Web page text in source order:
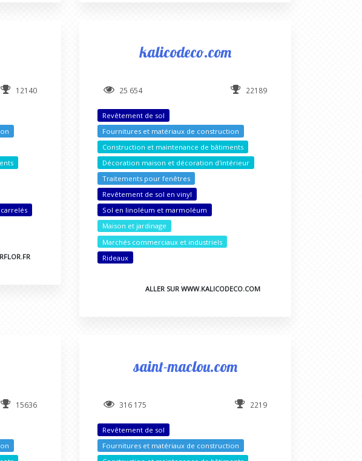
12140
kalicodeco.com
25 654 22189
Revêtement de sol
Fournitures et matériaux de construction
Construction et maintenance de bâtiments
Décoration maison et décoration d'intérieur
Traitements pour fenêtres
Revêtement de sol en vinyl
Sol en linoléum et marmoléum
Maison et jardinage
Marchés commerciaux et industriels
Rideaux
ALLER SUR WWW.KALICODECO.COM
15636
saint-maclou.com
316 175 2219
Revêtement de sol
Fournitures et matériaux de construction